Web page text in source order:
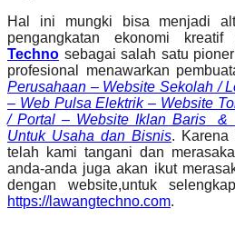
Hal ini mungki bisa menjadi
pengangkatan ekonomi
Techno sebagai salah satu
profesional menawarkan
Perusahaan – Website Sekolah /
– Web Pulsa Elektrik – Website
/ Portal – Website Iklan Baris &
Untuk Usaha dan Bisnis. Karena
telah kami tangani dan
anda-anda juga akan ikut
dengan website,untuk
https://lawangtechno.com.